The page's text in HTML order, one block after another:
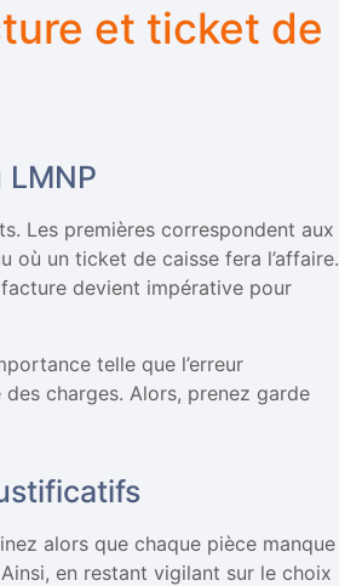
et ticket de
Les premières correspondent aux
où un ticket de caisse fera l’affaire.
facture devient impérative pour
telle que l’erreur
charges. Alors, prenez garde
alors que chaque pièce manque
en restant vigilant sur le choix